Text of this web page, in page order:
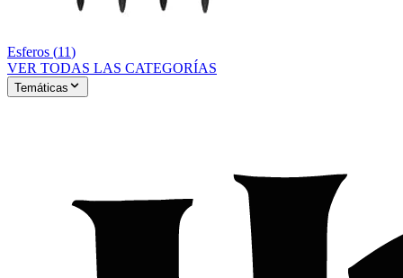
Esferos (11)
VER TODAS LAS CATEGORÍAS
Temáticas